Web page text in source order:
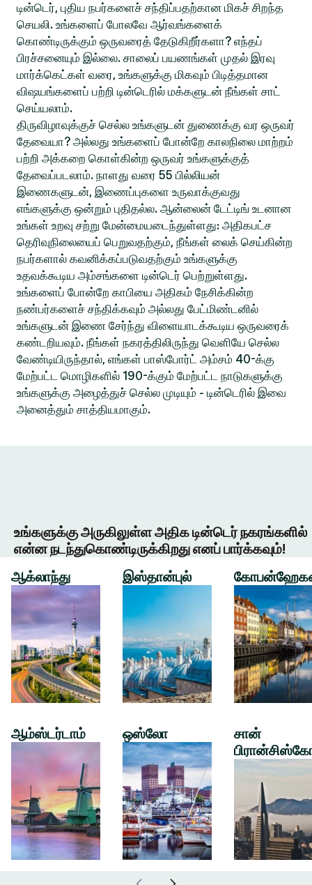
டின்டெர், புதிய நபர்களைச் சந்திப்பதற்கான மிகச் சிறந்த
செயலி. உங்களைப் போலவே ஆர்வங்களைக்
கொண்டிருக்கும் ஒருவரைத் தேடுகிறீர்களா? எந்தப்
பிரச்சனையும் இல்லை. சாலைப் பயணங்கள் முதல் இரவு
மார்க்கெட்கள் வரை, உங்களுக்கு மிகவும் பிடித்தமான
விஷயங்களைப் பற்றி டின்டெரில் மக்களுடன் நீங்கள் சாட்
செய்யலாம்.
திருவிழாவுக்குச் செல்ல உங்களுடன் துணைக்கு வர ஒருவர்
தேவையா? அல்லது உங்களைப் போன்றே காலநிலை மாற்றம்
பற்றி அக்கறை கொள்கின்ற ஒருவர் உங்களுக்குத்
தேவைப்படலாம். நாளது வரை 55 பில்லியன்
இணைகளுடன், இணைப்புகளை உருவாக்குவது
எங்களுக்கு ஒன்றும் புதிதல்ல. ஆன்லைன் டேட்டிங் உடனான
உங்கள் உறவு சற்று மேன்மையடைந்துள்ளது: அதிகபட்ச
தெரிவுநிலையைப் பெறுவதற்கும், நீங்கள் லைக் செய்கின்ற
நபர்களால் கவனிக்கப்படுவதற்கும் உங்களுக்கு
உதவக்கூடிய அம்சங்களை டின்டெர் பெற்றுள்ளது.
உங்களைப் போன்றே காபியை அதிகம் நேசிக்கின்ற
நண்பர்களைச் சந்திக்கவும் அல்லது பேட்மிண்டனில்
உங்களுடன் இணை சேர்ந்து விளையாடக்கூடிய ஒருவரைக்
கண்டறியவும். நீங்கள் நகரத்திலிருந்து வெளியே செல்ல
வேண்டியிருந்தால், எங்கள் பாஸ்போர்ட் அம்சம் 40-க்கு
மேற்பட்ட மொழிகளில் 190-க்கும் மேற்பட்ட நாடுகளுக்கு
உங்களுக்கு அழைத்துச் செல்ல முடியும் - டின்டெரில் இவை
அனைத்தும் சாத்தியமாகும்.
உங்களுக்கு அருகிலுள்ள அதிக டின்டெர் நகரங்களில்
என்ன நடந்துகொண்டிருக்கிறது எனப் பார்க்கவும்!
ஆக்லாந்து
ஆம்ஸ்டர்டாம்
இஸ்தான்புல்
ஒஸ்லோ
சான்